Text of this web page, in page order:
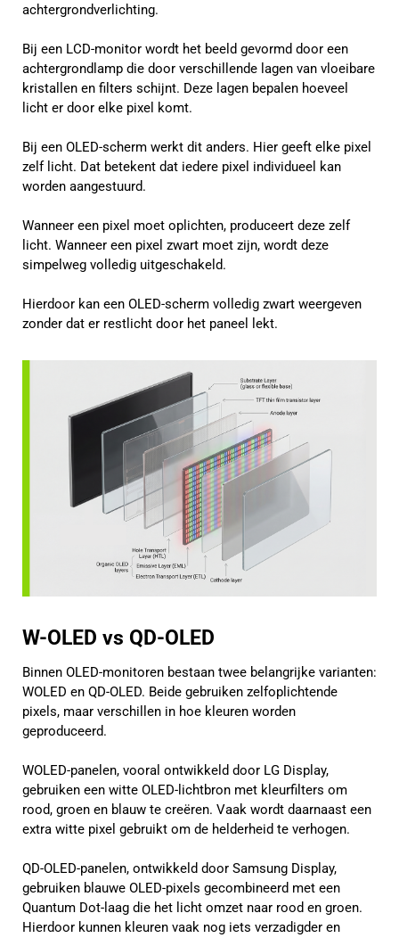
achtergrondverlichting.
Bij een LCD-monitor wordt het beeld gevormd door een
achtergrondlamp die door verschillende lagen van vloeibare
kristallen en filters schijnt. Deze lagen bepalen hoeveel
licht er door elke pixel komt.
Bij een OLED-scherm werkt dit anders. Hier geeft elke pixel
zelf licht. Dat betekent dat iedere pixel individueel kan
worden aangestuurd.
Wanneer een pixel moet oplichten, produceert deze zelf
licht. Wanneer een pixel zwart moet zijn, wordt deze
simpelweg volledig uitgeschakeld.
Hierdoor kan een OLED-scherm volledig zwart weergeven
zonder dat er restlicht door het paneel lekt.
W-OLED vs QD-OLED
Binnen OLED-monitoren bestaan twee belangrijke varianten:
WOLED en QD-OLED. Beide gebruiken zelfoplichtende
pixels, maar verschillen in hoe kleuren worden
geproduceerd.
WOLED-panelen, vooral ontwikkeld door LG Display,
gebruiken een witte OLED-lichtbron met kleurfilters om
rood, groen en blauw te creëren. Vaak wordt daarnaast een
extra witte pixel gebruikt om de helderheid te verhogen.
QD-OLED-panelen, ontwikkeld door Samsung Display,
gebruiken blauwe OLED-pixels gecombineerd met een
Quantum Dot-laag die het licht omzet naar rood en groen.
Hierdoor kunnen kleuren vaak nog iets verzadigder en